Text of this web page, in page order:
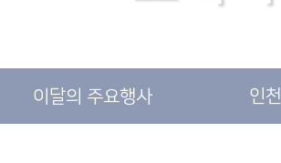
이달의 주요행사 인천